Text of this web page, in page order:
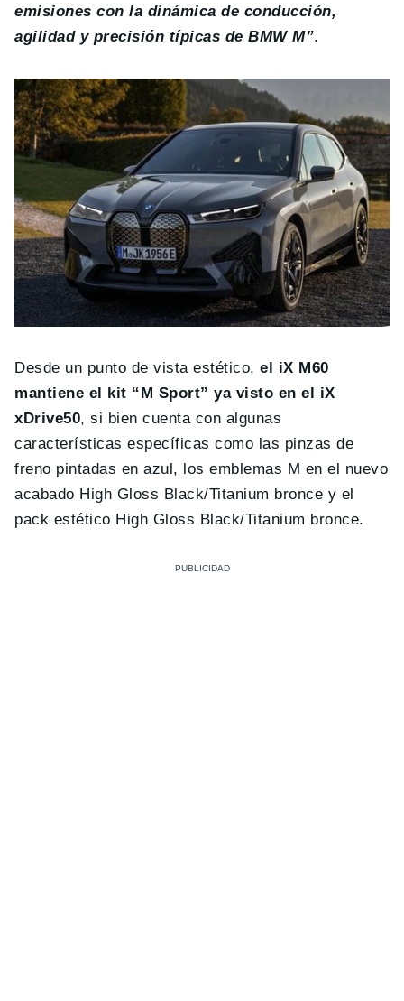
emisiones con la dinámica de conducción,
agilidad y precisión típicas de BMW M”.
Desde un punto de vista estético,el iX M60
mantiene el kit “M Sport” ya visto en el iX
xDrive50, si bien cuenta con algunas
características específicas como las pinzas de
freno pintadas en azul, los emblemas M en el nuevo
acabado High Gloss Black/Titanium bronce y el
pack estético High Gloss Black/Titanium bronce.